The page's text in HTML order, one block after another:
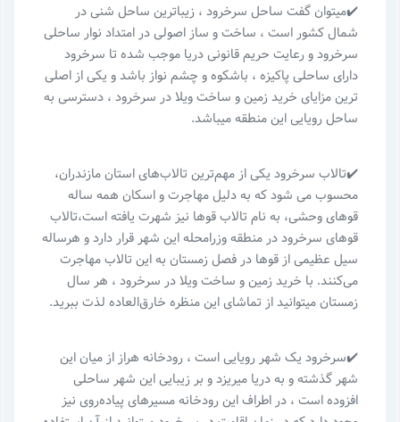
✔️میتوان گفت ساحل سرخرود ، زیباترین ساحل شنی در
شمال کشور است ، ساخت و ساز اصولی در امتداد نوار ساحلی
سرخرود و رعایت حریم قانونی دریا موجب شده تا سرخرود
دارای ساحلی پاکیزه ، باشکوه و چشم نواز باشد و یکی از اصلی
ترین مزایای خرید زمین و ساخت ویلا در سرخرود ، دسترسی به
ساحل رویایی این منطقه میباشد.
✔️تالاب سرخرود یکی از مهم‌ترین تالاب‌های استان مازندران،
محسوب می شود که به دلیل مهاجرت و اسکان همه ساله
قوهای وحشی، به نام تالاب قوها نیز شهرت یافته است،تالاب
قوهای سرخرود در منطقه وزرامحله این شهر قرار دارد و هرساله
سیل عظیمی از قوها در فصل زمستان به این تالاب مهاجرت
می‌کنند. با خرید زمین و ساخت ویلا در سرخرود ، هر سال
زمستان میتوانید از تماشای این منظره خارق‌العاده لذت ببرید.
✔️سرخرود یک شهر رویایی است ، رودخانه هراز از میان این
شهر گذشته و به دریا میریزد و بر زیبایی این شهر ساحلی
افزوده است ، در اطراف این رودخانه مسیرهای پیاده‌روی نیز